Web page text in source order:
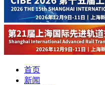
首页
新闻